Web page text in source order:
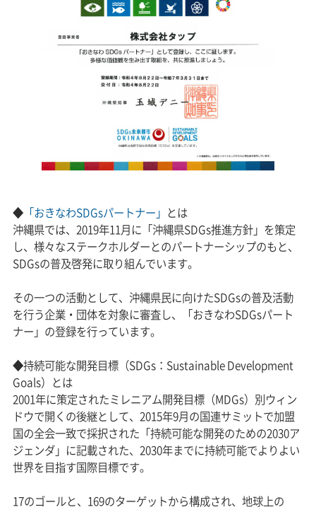
◆「おきなわSDGsパートナー」 とは
沖縄県では、2019年11月に「沖縄県SDGs推進方針」を策定
し、様々なステークホルダーとのパートナーシップのもと、
SDGsの普及啓発に取り組んでいます。
その一つの活動として、沖縄県民に向けたSDGsの普及活動
を行う企業・団体を対象に審査し、「おきなわSDGsパート
ナー」の登録を行っています。
◆持続可能な開発目標（SDGs：Sustainable Development
Goals）とは
2001年に策定されたミレニアム開発目標（MDGs）別ウィン
ドウで開くの後継として、2015年9月の国連サミットで加盟
国の全会一致で採択された「持続可能な開発のための2030ア
ジェンダ」に記載された、2030年までに持続可能でよりよい
世界を目指す国際目標です。
17のゴールと、169のターゲットから構成され、地球上の